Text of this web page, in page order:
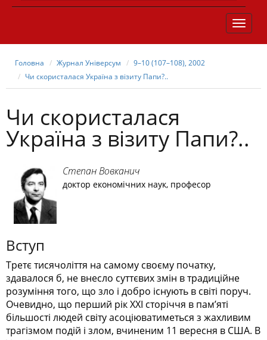
TOGGLE
Головна Журнал Універсум
9–10 (107–108), 2002
Чи скористалася Україна з візиту Папи?..
Чи скористалася
Україна з візиту Папи?..
Степан Вовканич
доктор економічних наук, професор
Вступ
Третє тисячоліття на самому своєму початку,
здавалося б, не внесло суттєвих змін в традиційне
розуміння того, що зло і добро існують в світі поруч.
Очевидно, що перший рік ХХI сторіччя в пам’яті
більшості людей світу асоціюватиметься з жахливим
трагізмом подій і злом, вчиненим 11 вересня в США. В